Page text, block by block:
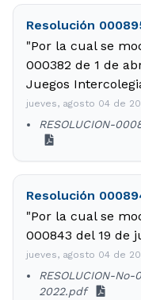
Resolución
"Por la cual se
000382 de 1 de
Juegos
jueves, agosto 04 de
RESOLUCION-
Resolución
"Por la cual se
000843 del 19 de
jueves, agosto 04 de
RESOLUCION-
2022.pdf